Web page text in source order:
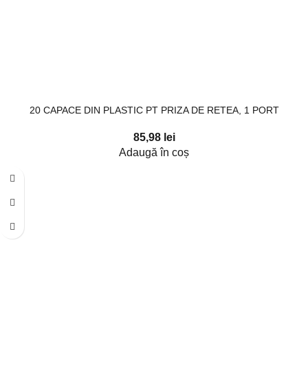
20 CAPACE DIN PLASTIC PT PRIZA DE RETEA, 1 PORT
85,98 lei
Adaugă în coș